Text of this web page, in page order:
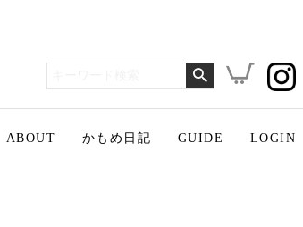
ABOUT かもめ日記 GUIDE LOGIN